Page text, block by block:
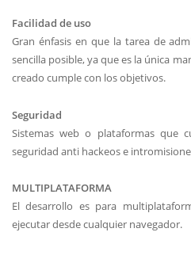
Facilidad de uso
Gran énfasis en que la tarea de
sencilla posible, ya que es la única
creado cumple con los objetivos.
Seguridad
Sistemas web o plataformas que
seguridad anti hackeos e
MULTIPLATAFORMA
El desarrollo es para
ejecutar desde cualquier navegador.